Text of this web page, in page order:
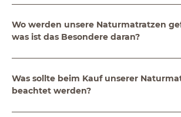
Wo werden unsere Naturmatratzen
was ist das Besondere daran?
Was sollte beim Kauf unserer
beachtet werden?